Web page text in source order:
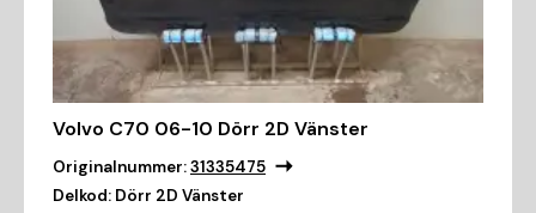
Volvo C70 06-10 Dörr 2D Vänster
Originalnummer:31335475
Delkod: Dörr 2D Vänster